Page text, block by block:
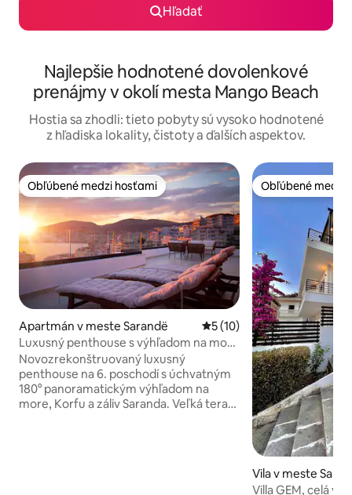
Hľadať
Najlepšie hodnotené dovolenkové
prenájmy v okolí mesta Mango Beach
Hostia sa zhodli: tieto pobyty sú vysoko hodnotené
z hľadiska lokality, čistoty a ďalších aspektov.
Obľúbené medzi hosťami
Obľúbené medzi hosťami
Apartmán v meste Sarandë Priemerné ohodnotenie 5
5 (10)
Luxusný penthouse s výhľadom na more
• Obrovská terasa • Garáž
Novozrekonštruovaný luxusný
penthouse na 6. poschodí s úchvatným
180° panoramatickým výhľadom na
more, Korfu a záliv Saranda. Veľká terasa
Obľúbené medzi
Obľúbené medzi
Vila v meste
Villa GEM, celá